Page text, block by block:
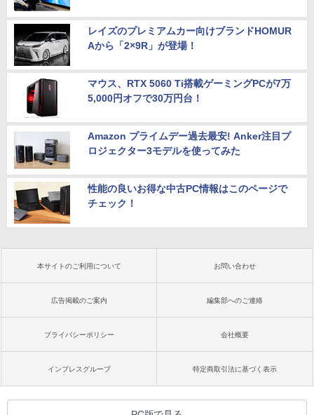
レイズのプレミアムカー向けブランドHOMUR
Aから「2×9R」が登場！
マウス、RTX 5060 Ti搭載ゲーミングPCが7万
5,000円オフで30万円台！
Amazon プライムデー過去最安! Anker注目プ
ロジェクター3モデルを使ってみた
性能の良いお得な中古PC情報はこのページで
チェック！
本サイトのご利用について お問い合わせ
広告掲載のご案内 編集部へのご連絡
プライバシーポリシー 会社概要
インプレスグループ 特定商取引法に基づく表示